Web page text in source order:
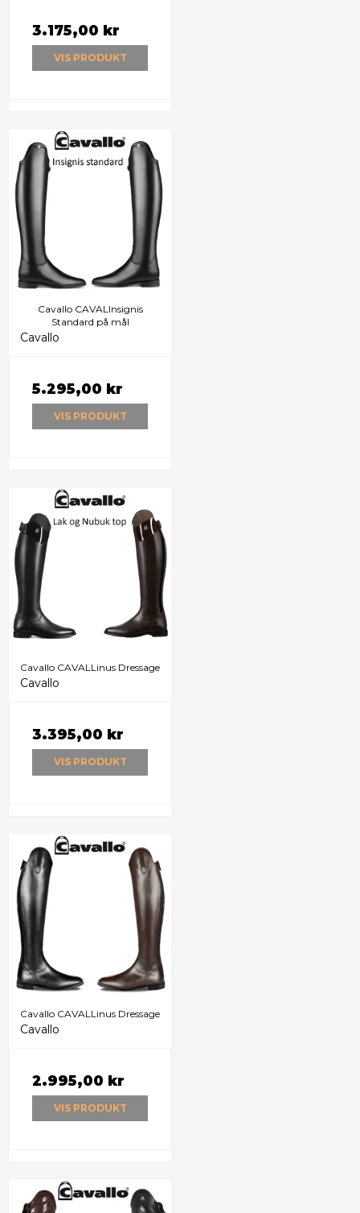
3.175,00 kr
VIS PRODUKT
Cavallo CAVALInsignis
Standard på mål
Cavallo
5.295,00 kr
VIS PRODUKT
Cavallo CAVALLinus Dressage
Cavallo
3.395,00 kr
VIS PRODUKT
Cavallo CAVALLinus Dressage
Cavallo
2.995,00 kr
VIS PRODUKT